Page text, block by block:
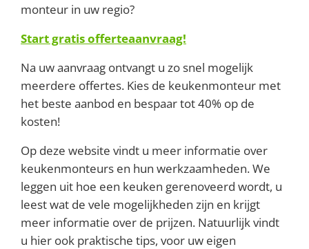
monteur in uw regio?
Start gratis offerteaanvraag!
Na uw aanvraag ontvangt u zo snel mogelijk
meerdere offertes. Kies de keukenmonteur met
het beste aanbod en bespaar tot 40% op de
kosten!
Op deze website vindt u meer informatie over
keukenmonteurs en hun werkzaamheden. We
leggen uit hoe een keuken gerenoveerd wordt, u
leest wat de vele mogelijkheden zijn en krijgt
meer informatie over de prijzen. Natuurlijk vindt
u hier ook praktische tips, voor uw eigen